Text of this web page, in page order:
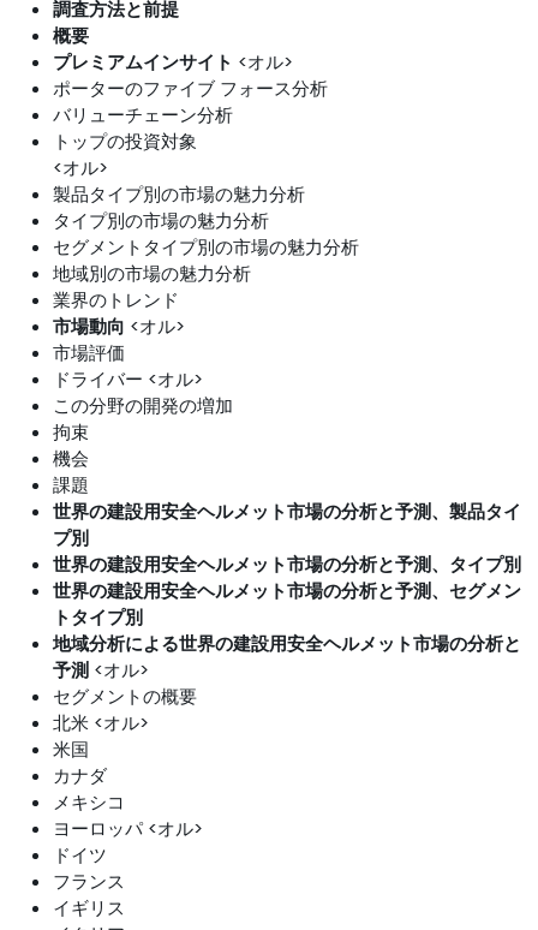
調査方法と前提
概要
プレミアムインサイト <オル>
ポーターのファイブ フォース分析
バリューチェーン分析
トップの投資対象
<オル>
製品タイプ別の市場の魅力分析
タイプ別の市場の魅力分析
セグメントタイプ別の市場の魅力分析
地域別の市場の魅力分析
業界のトレンド
市場動向 <オル>
市場評価
ドライバー <オル>
この分野の開発の増加
拘束
機会
課題
世界の建設用安全ヘルメット市場の分析と予測、製品タイ
プ別
世界の建設用安全ヘルメット市場の分析と予測、タイプ別
世界の建設用安全ヘルメット市場の分析と予測、セグメン
トタイプ別
地域分析による世界の建設用安全ヘルメット市場の分析と
予測 <オル>
セグメントの概要
北米 <オル>
米国
カナダ
メキシコ
ヨーロッパ <オル>
ドイツ
フランス
イギリス